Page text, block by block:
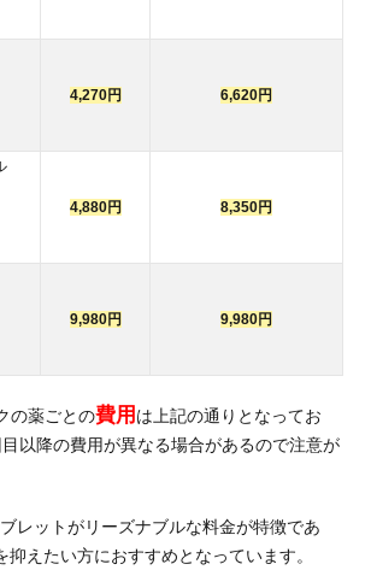
4,270円 6,620円
4,880円 8,350円
9,980円 9,980円
の薬ごとの費用は上記の通りとなってお
以降の費用が異なる場合があるので注意が
レットがリーズナブルな料金が特徴であ
抑えたい方におすすめとなっています。